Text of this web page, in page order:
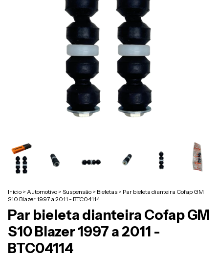
Início > Automotivo > Suspensão > Bieletas > Par bieleta dianteira Cofap GM
S10 Blazer 1997 a 2011 - BTC04114
Par bieleta dianteira Cofap GM
S10 Blazer 1997 a 2011 -
BTC04114